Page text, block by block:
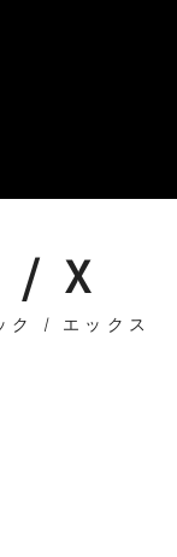
/ X
ク / エックス